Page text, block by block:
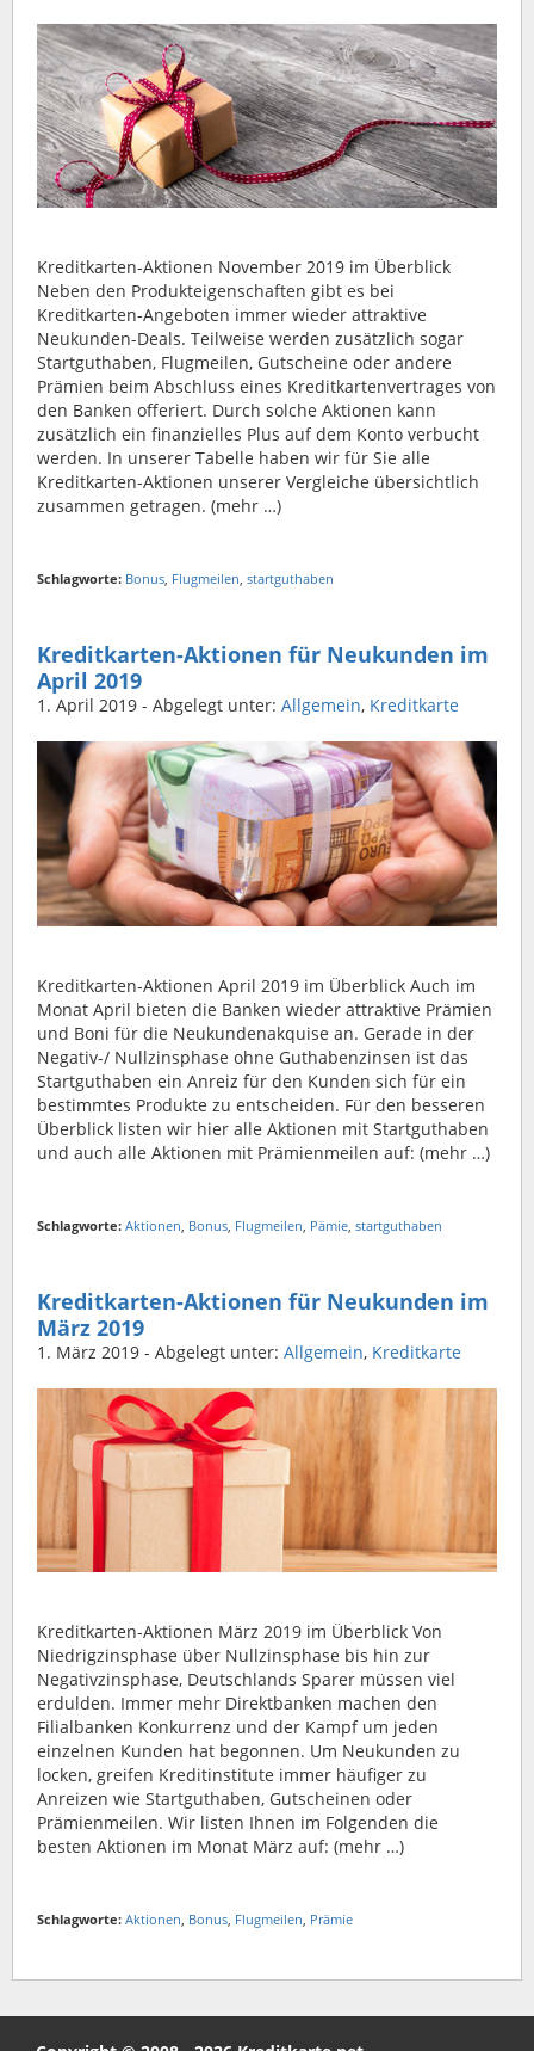
Kreditkarten-Aktionen November 2019 im Überblick
Neben den Produkteigenschaften gibt es bei
Kreditkarten-Angeboten immer wieder attraktive
Neukunden-Deals. Teilweise werden zusätzlich sogar
Startguthaben, Flugmeilen, Gutscheine oder andere
Prämien beim Abschluss eines Kreditkartenvertrages von
den Banken offeriert. Durch solche Aktionen kann
zusätzlich ein finanzielles Plus auf dem Konto verbucht
werden. In unserer Tabelle haben wir für Sie alle
Kreditkarten-Aktionen unserer Vergleiche übersichtlich
zusammen getragen. (mehr …)
Schlagworte: Bonus, Flugmeilen, startguthaben
Kreditkarten-Aktionen für Neukunden im
April 2019
1. April 2019 - Abgelegt unter: Allgemein, Kreditkarte
Kreditkarten-Aktionen April 2019 im Überblick Auch im
Monat April bieten die Banken wieder attraktive Prämien
und Boni für die Neukundenakquise an. Gerade in der
Negativ-/ Nullzinsphase ohne Guthabenzinsen ist das
Startguthaben ein Anreiz für den Kunden sich für ein
bestimmtes Produkte zu entscheiden. Für den besseren
Überblick listen wir hier alle Aktionen mit Startguthaben
und auch alle Aktionen mit Prämienmeilen auf: (mehr …)
Schlagworte: Aktionen Bonus Flugmeilen Pämie startguthaben
Kreditkarten-Aktionen für Neukunden im
März 2019
1. März 2019 - Abgelegt unter: Allgemein, Kreditkarte
Kreditkarten-Aktionen März 2019 im Überblick Von
Niedrigzinsphase über Nullzinsphase bis hin zur
Negativzinsphase, Deutschlands Sparer müssen viel
erdulden. Immer mehr Direktbanken machen den
Filialbanken Konkurrenz und der Kampf um jeden
einzelnen Kunden hat begonnen. Um Neukunden zu
locken, greifen Kreditinstitute immer häufiger zu
Anreizen wie Startguthaben, Gutscheinen oder
Prämienmeilen. Wir listen Ihnen im Folgenden die
besten Aktionen im Monat März auf: (mehr …)
Schlagworte: Aktionen, Bonus, Flugmeilen, Prämie